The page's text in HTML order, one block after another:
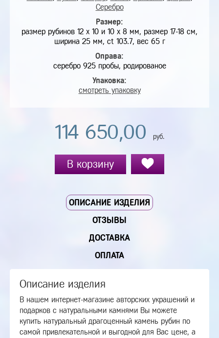
Серебро
Размер:
размер рубинов 12 х 10 и 10 х 8 мм, размер 17-18 см,
ширина 25 мм, ct 103.7, вес 65 г
Оправа:
серебро 925 пробы, родированое
Упаковка:
смотреть упаковку
114 650,00 руб.
В корзину
ОПИСАНИЕ ИЗДЕЛИЯ
ОТЗЫВЫ
ДОСТАВКА
ОПЛАТА
Описание изделия
В нашем интернет-магазине авторских украшений и
подарков с натуральными камнями Вы можете
купить натуральный драгоценный камень рубин по
самой привлекательной и выгодной для Вас цене, а